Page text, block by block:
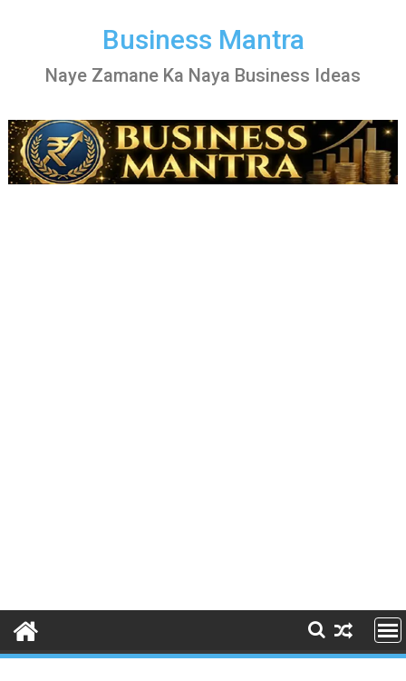
Business Mantra
Naye Zamane Ka Naya Business Ideas